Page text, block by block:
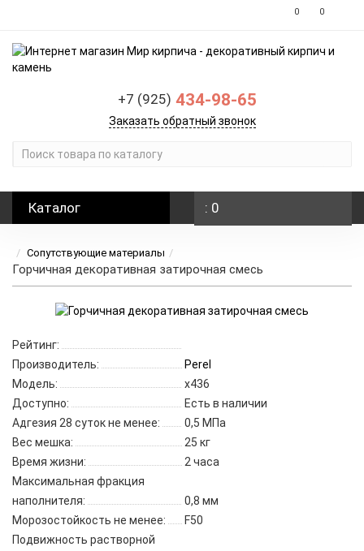
0 0
+7 (925) 434-98-65
Заказать обратный звонок
Каталог : 0
Сопутствующие материалы
Горчичная декоративная затирочная смесь
Рейтинг:
Производитель:
Perel
Модель:
x436
Доступно:
Есть в наличии
Адгезия 28 суток не менее:
0,5 МПа
Вес мешка:
25 кг
Время жизни:
2 часа
Максимальная фракция
наполнителя:
0,8 мм
Морозостойкость не менее:
F50
Подвижность растворной